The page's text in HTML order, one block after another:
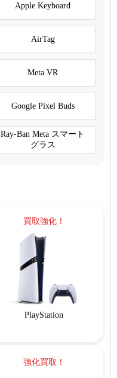
Apple Keyboard
AirTag
Meta VR
Google Pixel Buds
Ray-Ban Meta スマート
グラス
買取強化！
PlayStation
強化買取！